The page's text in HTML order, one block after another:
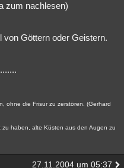
zum nachlesen)
von Göttern oder Geistern.
ohne die Frisur zu zerstören. (Gerhard
haben, alte Küsten aus den Augen zu
27.11.2004 um 05:37